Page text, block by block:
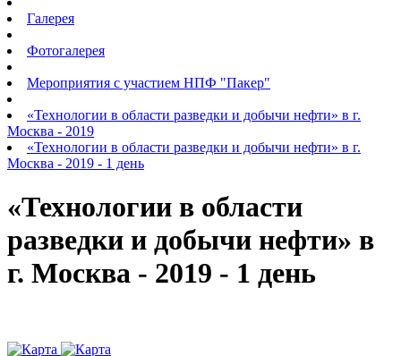
Галерея
Фотогалерея
Мероприятия с участием НПФ "Пакер"
«Технологии в области разведки и добычи нефти» в г.
Москва - 2019
«Технологии в области разведки и добычи нефти» в г.
Москва - 2019 - 1 день
«Технологии в области
разведки и добычи нефти» в
г. Москва - 2019 - 1 день